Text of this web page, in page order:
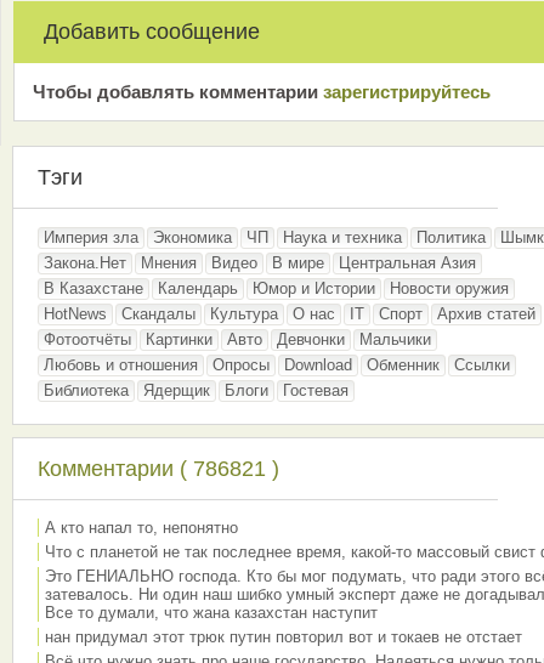
Добавить сообщение
Чтобы добавлять комментарии зарeгиcтрирyйтeсь
Тэги
Империя зла Экономика ЧП Наука и техника Политика
Закона.Нет
Мнения Видео В мире
Центральная Азия
В Казахстане
Календарь Юмор и Истории
Новости оружия
HotNews
Скандалы Культура О нас IT Спорт
Архив статей
Фотоотчёты
Картинки Авто Девчонки
Мальчики
Любовь и отношения
Опросы Download Обменник
Ссылки
Библиотека
Ядерщик Блоги Гостевая
Комментарии ( 786821 )
А кто напал то, непонятно
Что с планетой не так последнее время, какой-то массовый свист
Это ГЕНИАЛЬНО господа. Кто бы мог подумать, что ради этого
затевалось. Ни один наш шибко умный эксперт даже не
Все то думали, что жана казахстан наступит
нан придумал этот трюк путин повторил вот и токаев не отстает